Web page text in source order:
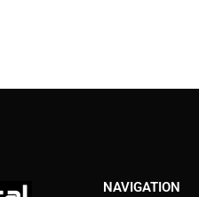
NAVIGATION